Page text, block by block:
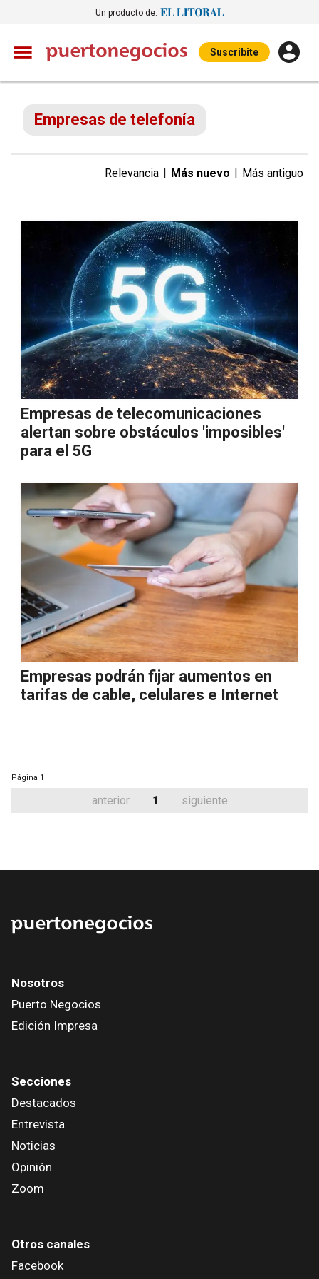
Un producto de:
Suscribite
Empresas de telefonía
Relevancia | Más nuevo | Más antiguo
Empresas de telecomunicaciones
alertan sobre obstáculos 'imposibles'
para el 5G
Empresas podrán fijar aumentos en
tarifas de cable, celulares e Internet
Página 1
anterior 1 siguiente
Nosotros
Puerto Negocios
Edición Impresa
Secciones
Destacados
Entrevista
Noticias
Opinión
Zoom
Otros canales
Facebook